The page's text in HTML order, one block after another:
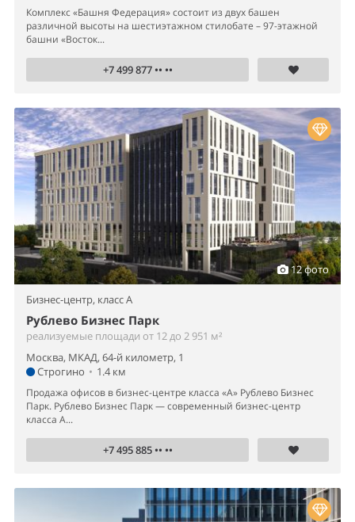
Комплекс «Башня Федерация» состоит из двух башен
различной высоты на шестиэтажном стилобате – 97-этажной
башни «Восток...
+7 499 877 •• ••
12 фото
Бизнес-центр, класс A
Рублево Бизнес Парк
реализуемые площади от 12 до 2 951 м²
Москва, МКАД, 64-й километр, 1
Строгино • 1.4 км
Продажа офисов в бизнес-центре класса «А» Рублево Бизнес
Парк. Рублево Бизнес Парк — современный бизнес-центр
класса А...
+7 495 885 •• ••